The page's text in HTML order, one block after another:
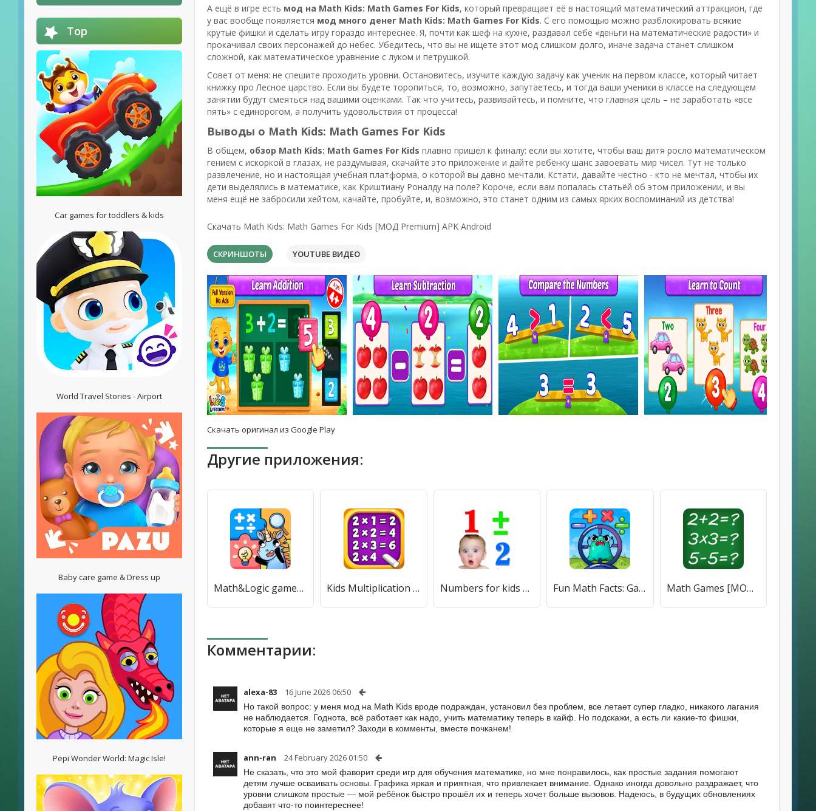
Top
Car games for toddlers & kids
World Travel Stories - Airport
Baby care game & Dress up
Pepi Wonder World: Magic Isle!
А ещё в игре есть мод на Math Kids: Math Games For Kids, который превращает её в настоящий математический аттракцион, где
у вас вообще появляется мод много денег Math Kids: Math Games For Kids. С его помощью можно разблокировать всякие
крутые фишки и сделать игру гораздо интереснее. Я, почти как шеф на кухне, раздавал себе «деньги на математические радости» и
прокачивал своих персонажей до небес. Убедитесь, что вы не ищете этот мод слишком долго, иначе задача станет слишком
сложной, как математическое уравнение с луком и петрушкой.
Совет от меня: не спешите проходить уровни. Остановитесь, изучите каждую задачу как ученик на первом классе, который читает
книжку про Лесное царство. Если вы будете торопиться, то, возможно, запутаетесь, и тогда ваши ученики в классе на следующем
занятии будут смеяться над вашими оценками. Так что учитесь, развивайтесь, и помните, что главная цель – не заработать «все
пять» с единорогом, а получить удовольствия от процесса!
Выводы о Math Kids: Math Games For Kids
В общем, обзор Math Kids: Math Games For Kids плавно пришёл к финалу: если вы хотите, чтобы ваш дитя росло математическом
гением с искоркой в глазах, не раздумывая, скачайте это приложение и дайте ребёнку шанс завоевать мир чисел. Тут не только
развлечение, но и настоящая учебная платформа, о которой вы давно мечтали. Кстати, давайте честно - кто не мечтал, чтобы их
дети выделялись в математике, как Криштиану Роналду на поле? Короче, если вам попалась статьёй об этом приложении, и вы
меня ещё не забросили хейтом, качайте, пробуйте, и, возможно, это станет одним из самых ярких воспоминаний из детства!
Скачать Math Kids: Math Games For Kids [МОД Premium] APK Android
СКРИНШОТЫ YOUTUBE ВИДЕО
Скачать оригинал из Google Play
Другие приложения:
Math&Logic games for kids [МОД Меню] APK Android Kids Multiplication Math Games [МОД Бесконечные монеты] APK Android Numbers for kids 1 to 10 Math [МОД Все открыто] APK Android Fun Math Facts: Games for Kids [МОД Premium] APK Android Math Games [МОД Mega Pack] APK Android
Комментарии:
alexa-83 16 June 2026 06:50
Но такой вопрос: у меня мод на Math Kids вроде подраждан, установил без проблем, все летает супер гладко, никакого лагания
не наблюдается. Годнота, всё работает как надо, учить математику теперь в кайф. Но подскажи, а есть ли какие-то фишки,
которые я еще не заметил? Заходи в комменты, вместе почканем!
ann-ran 24 February 2026 01:50
Не сказать, что это мой фаворит среди игр для обучения математике, но мне понравилось, как простые задания помогают
детям лучше осваивать основы. Графика яркая и приятная, что привлекает внимание. Однако иногда довольно раздражает, что
уровни слишком простые — мой ребёнок быстро прошёл их и теперь хочет больше вызовов. Надеюсь, в будущих обновлениях
добавят что-то поинтереснее!